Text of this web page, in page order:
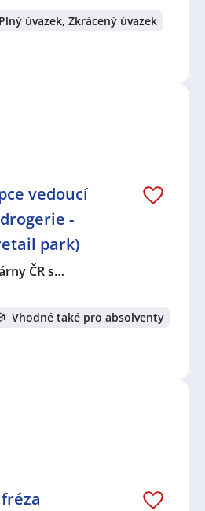
Plný úvazek, Zkrácený úvazek
vedoucí
-
park)
ČR s…
Vhodné také pro absolventy